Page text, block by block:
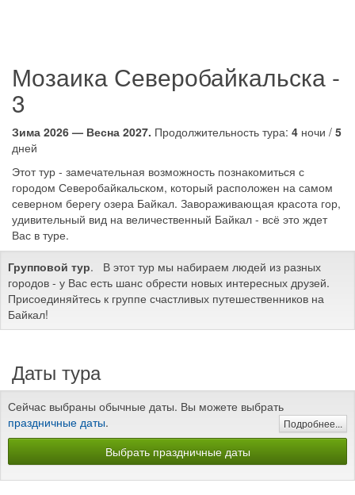
Мозаика Северобайкальска -
3
Зима 2026 — Весна 2027. Продолжительность тура: 4 ночи / 5
дней
Этот тур - замечательная возможность познакомиться с
городом Северобайкальском, который расположен на самом
северном берегу озера Байкал. Завораживающая красота гор,
удивительный вид на величественный Байкал - всё это ждет
Вас в туре.
Групповой тур. В этот тур мы набираем людей из разных
городов - у Вас есть шанс обрести новых интересных друзей.
Присоединяйтесь к группе счастливых путешественников на
Байкал!
Даты тура
Сейчас выбраны обычные даты. Вы можете выбрать
праздничные даты. Подробнее...
Выбрать праздничные даты